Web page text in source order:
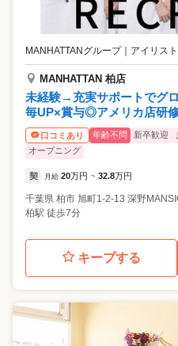
MANHATTANグループ｜ アイリス
MANHATTAN 柏店
未経験→充実サポートでグ
毎UP×賞与◎アメリカ店研
口コミあり 年齢不問 新卒歓迎
オープニング
契 月給 20万円 ~ 32.8万円
千葉県 柏市 旭町1-2-13 深野
柏駅 徒歩7分
キープする